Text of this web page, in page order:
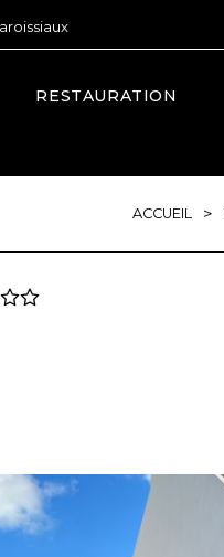
RESTAURATION
ACCUEIL >